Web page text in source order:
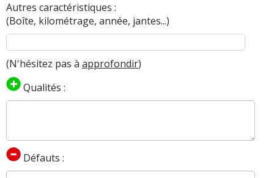
Autres caractéristiques :
(Boîte, kilométrage, année, jantes...)
(N'hésitez pas à approfondir)
Qualités :
Défauts :